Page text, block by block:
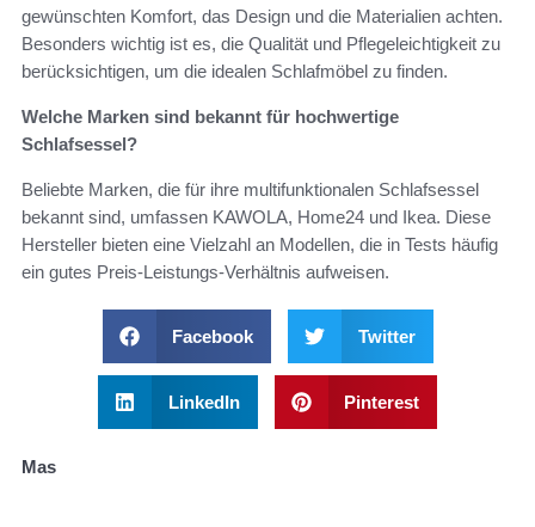
gewünschten Komfort, das Design und die Materialien achten.
Besonders wichtig ist es, die Qualität und Pflegeleichtigkeit zu
berücksichtigen, um die idealen Schlafmöbel zu finden.
Welche Marken sind bekannt für hochwertige
Schlafsessel?
Beliebte Marken, die für ihre multifunktionalen Schlafsessel
bekannt sind, umfassen KAWOLA, Home24 und Ikea. Diese
Hersteller bieten eine Vielzahl an Modellen, die in Tests häufig
ein gutes Preis-Leistungs-Verhältnis aufweisen.
Facebook Twitter
LinkedIn Pinterest
Mas